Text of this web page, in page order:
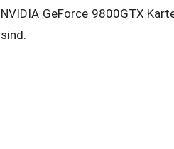
NVIDIA GeForce 9800GTX
sind.